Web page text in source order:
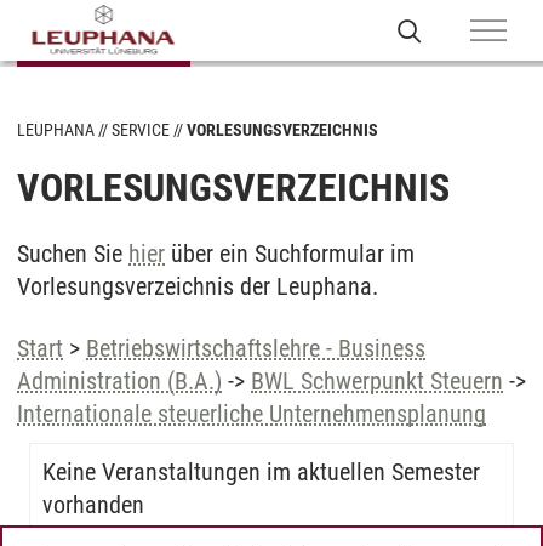
LEUPHANA SERVICE VORLESUNGSVERZEICHNIS
VORLESUNGSVERZEICHNIS
Suchen Sie hier über ein Suchformular im
Vorlesungsverzeichnis der Leuphana.
Start > Betriebswirtschaftslehre - Business
Administration (B.A.) -> BWL Schwerpunkt Steuern ->
Internationale steuerliche Unternehmensplanung
Keine Veranstaltungen im aktuellen Semester
vorhanden